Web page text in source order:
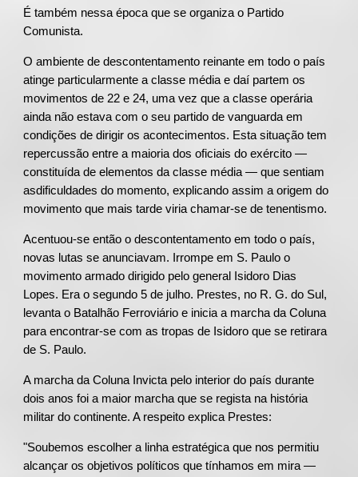
É também nessa época que se organiza o Partido
Comunista.
O ambiente de descontentamento reinante em todo o país
atinge particularmente a classe média e daí partem os
movimentos de 22 e 24, uma vez que a classe operária
ainda não estava com o seu partido de vanguarda em
condições de dirigir os acontecimentos. Esta situação tem
repercussão entre a maioria dos oficiais do exército —
constituída de elementos da classe média — que sentiam
asdificuldades do momento, explicando assim a origem do
movimento que mais tarde viria chamar-se de tenentismo.
Acentuou-se então o descontentamento em todo o país,
novas lutas se anunciavam. Irrompe em S. Paulo o
movimento armado dirigido pelo general Isidoro Dias
Lopes. Era o segundo 5 de julho. Prestes, no R. G. do Sul,
levanta o Batalhão Ferroviário e inicia a marcha da Coluna
para encontrar-se com as tropas de Isidoro que se retirara
de S. Paulo.
A marcha da Coluna Invicta pelo interior do país durante
dois anos foi a maior marcha que se regista na história
militar do continente. A respeito explica Prestes:
"Soubemos escolher a linha estratégica que nos permitiu
alcançar os objetivos políticos que tínhamos em mira —